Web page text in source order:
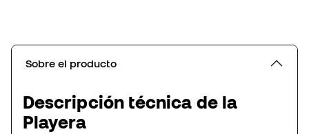
Sobre el producto
Descripción técnica de la
Playera